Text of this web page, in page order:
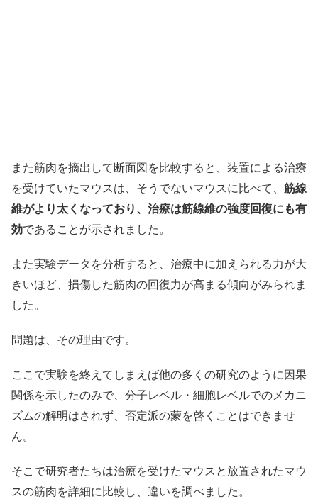
また筋肉を摘出して断面図を比較すると、装置による治療
を受けていたマウスは、そうでないマウスに比べて、 筋線
維がより太くなっており、治療は筋線維の強度回復にも有
効であることが示されました。
また実験データを分析すると、治療中に加えられる力が大
きいほど、損傷した筋肉の回復力が高まる傾向がみられま
した。
問題は、その理由です。
ここで実験を終えてしまえば他の多くの研究のように因果
関係を示したのみで、分子レベル・細胞レベルでのメカニ
ズムの解明はされず、否定派の蒙を啓くことはできませ
ん。
そこで研究者たちは治療を受けたマウスと放置されたマウ
スの筋肉を詳細に比較し、違いを調べました。